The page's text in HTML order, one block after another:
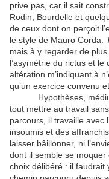
prive pas, car il sait
Rodin, Bourdelle et
de ceux dont on perçoit
le style de Mauro Corda.
mais à y regarder de
l’asymétrie du rictus et le
altération m’indiquant à
qu’un exercice convenu
Hypothèses,
tout mettre au travail
parcours, il travaille avec
insoumis et des
laisser bâillonner, ni
dont il semble se
choix délibéré : il faudrait